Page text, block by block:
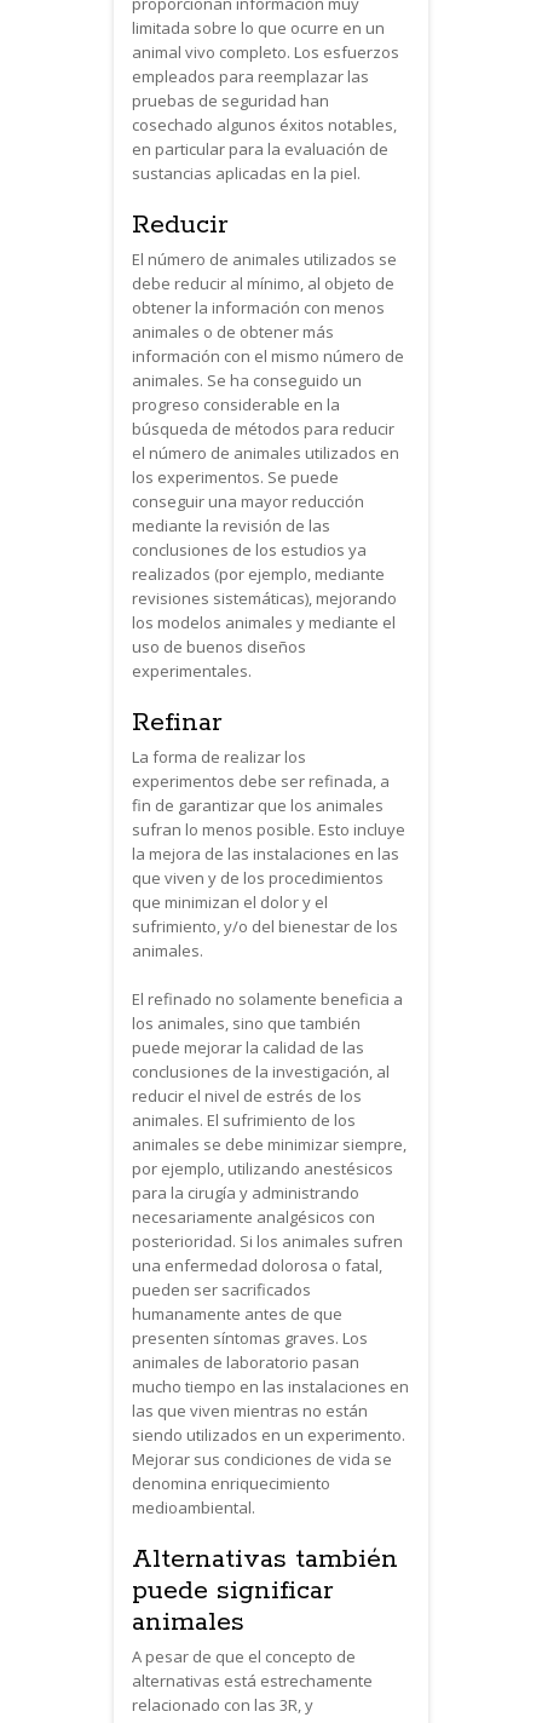
limitada sobre lo que ocurre en un
animal vivo completo. Los esfuerzos
empleados para reemplazar las
pruebas de seguridad han
cosechado algunos éxitos notables,
en particular para la evaluación de
sustancias aplicadas en la piel.
Reducir
El número de animales utilizados se
debe reducir al mínimo, al objeto de
obtener la información con menos
animales o de obtener más
información con el mismo número de
animales. Se ha conseguido un
progreso considerable en la
búsqueda de métodos para reducir
el número de animales utilizados en
los experimentos. Se puede
conseguir una mayor reducción
mediante la revisión de las
conclusiones de los estudios ya
realizados (por ejemplo, mediante
revisiones sistemáticas), mejorando
los modelos animales y mediante el
uso de buenos diseños
experimentales.
Refinar
La forma de realizar los
experimentos debe ser refinada, a
fin de garantizar que los animales
sufran lo menos posible. Esto incluye
la mejora de las instalaciones en las
que viven y de los procedimientos
que minimizan el dolor y el
sufrimiento, y/o del bienestar de los
animales.
El refinado no solamente beneficia a
los animales, sino que también
puede mejorar la calidad de las
conclusiones de la investigación, al
reducir el nivel de estrés de los
animales. El sufrimiento de los
animales se debe minimizar siempre,
por ejemplo, utilizando anestésicos
para la cirugía y administrando
necesariamente analgésicos con
posterioridad. Si los animales sufren
una enfermedad dolorosa o fatal,
pueden ser sacrificados
humanamente antes de que
presenten síntomas graves. Los
animales de laboratorio pasan
mucho tiempo en las instalaciones en
las que viven mientras no están
siendo utilizados en un experimento.
Mejorar sus condiciones de vida se
denomina enriquecimiento
medioambiental.
Alternativas también
puede significar
animales
A pesar de que el concepto de
alternativas está estrechamente
relacionado con las 3R, y